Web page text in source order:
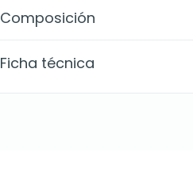
Composición
Ficha técnica